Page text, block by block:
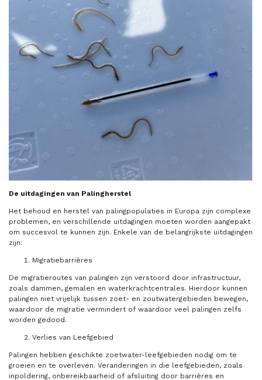
De uitdagingen van Palingherstel
Het behoud en herstel van palingpopulaties in Europa zijn complexe
problemen, en verschillende uitdagingen moeten worden aangepakt
om succesvol te kunnen zijn. Enkele van de belangrijkste uitdagingen
zijn:
Migratiebarrières
De migratieroutes van palingen zijn verstoord door infrastructuur,
zoals dammen, gemalen en waterkrachtcentrales. Hierdoor kunnen
palingen niet vrijelijk tussen zoet- en zoutwatergebieden bewegen,
waardoor de migratie vermindert of waardoor veel palingen zelfs
worden gedood.
Verlies van Leefgebied
Palingen hebben geschikte zoetwater-leefgebieden nodig om te
groeien en te overleven. Veranderingen in die leefgebieden, zoals
inpoldering, onbereikbaarheid of afsluiting door barrières en